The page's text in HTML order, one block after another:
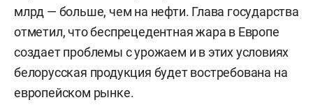
млрд — больше, чем на нефти. Глава государства
отметил, что беспрецедентная жара в Европе
создает проблемы с урожаем и в этих условиях
белорусская продукция будет востребована на
европейском рынке.